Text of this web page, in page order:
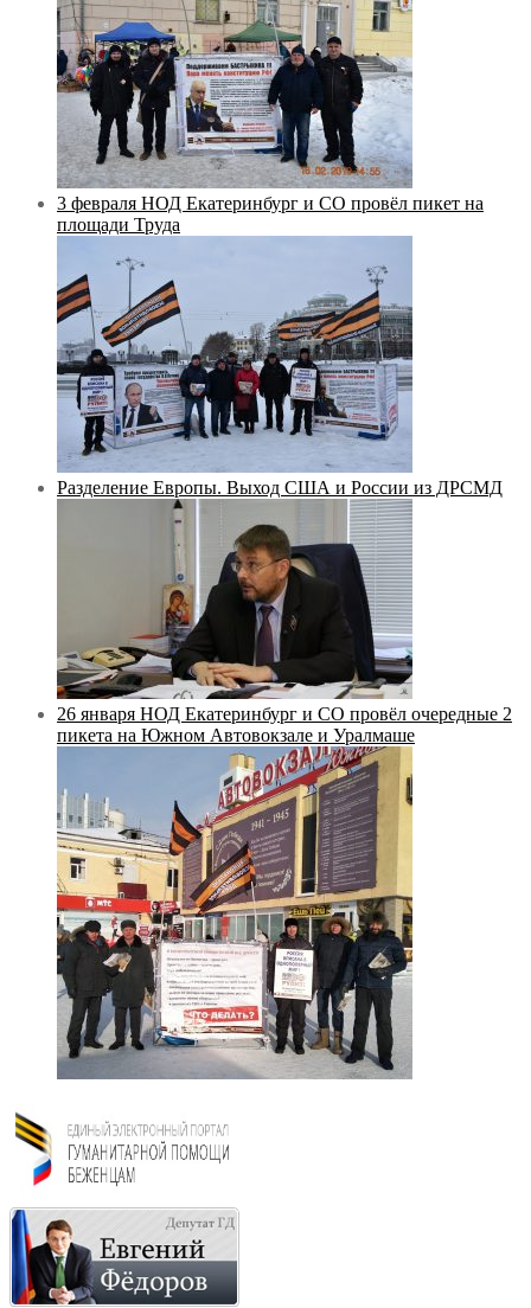
3 февраля НОД Екатеринбург и СО провёл пикет на
площади Труда
Разделение Европы. Выход США и России из ДРСМД
26 января НОД Екатеринбург и СО провёл очередные 2
пикета на Южном Автовокзале и Уралмаше